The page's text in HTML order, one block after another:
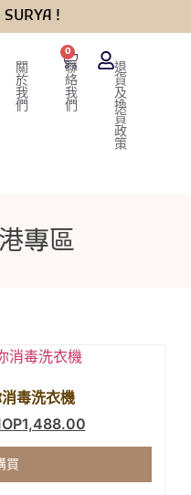
!
關
於
我
們
聯
絡
我
們
退
貨
及
換
貨
政
策
0
專區
毒洗衣機
1,488.00
買